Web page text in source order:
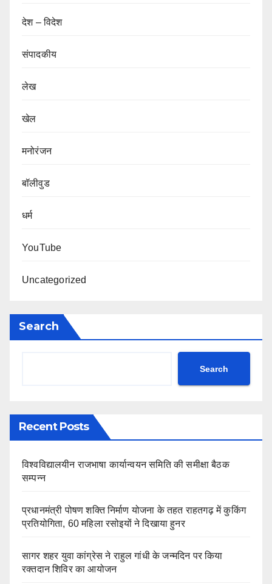
देश – विदेश
संपादकीय
लेख
खेल
मनोरंजन
बॉलीवुड
धर्म
YouTube
Uncategorized
Search
Search
Recent Posts
विश्वविद्यालयीन राजभाषा कार्यान्वयन समिति की समीक्षा बैठक
सम्पन्न
प्रधानमंत्री पोषण शक्ति निर्माण योजना के तहत राहतगढ़ में कुकिंग
प्रतियोगिता, 60 महिला रसोइयों ने दिखाया हुनर
सागर शहर युवा कांग्रेस ने राहुल गांधी के जन्मदिन पर किया
रक्तदान शिविर का आयोजन